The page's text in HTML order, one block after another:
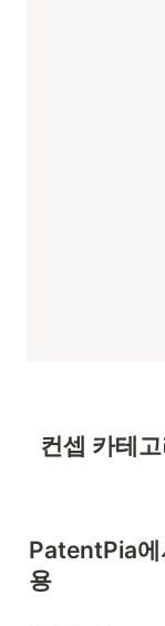
  컨셉
카테
PatentPia에
용